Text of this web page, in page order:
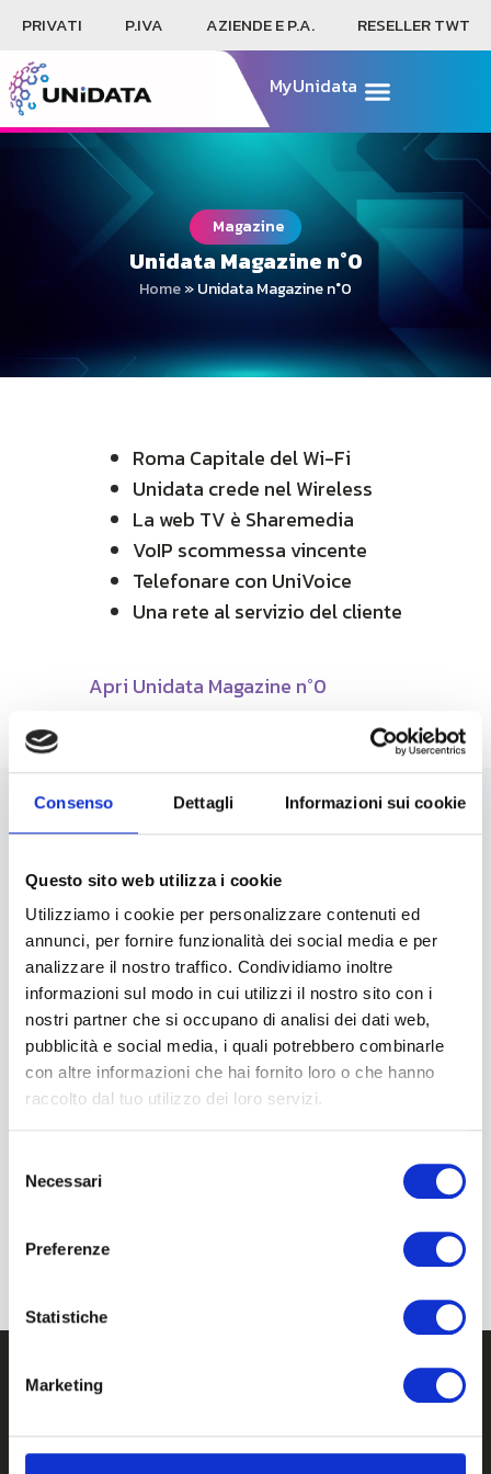
Consenso Dettagli Informazioni sui cookie
Questo sito web utilizza i cookie
Utilizziamo i cookie per personalizzare contenuti ed
annunci, per fornire funzionalità dei social media e per
analizzare il nostro traffico. Condividiamo inoltre
informazioni sul modo in cui utilizzi il nostro sito con i
nostri partner che si occupano di analisi dei dati web,
pubblicità e social media, i quali potrebbero combinarle
con altre informazioni che hai fornito loro o che hanno
raccolto dal tuo utilizzo dei loro servizi.
delNecessari
Preferenze
Statistiche
Marketing
PRIVATI P.IVA AZIENDE E P.A. RESELLER TWT
MyUnidata
Magazine
Unidata Magazine n°0
Home»Unidata Magazine n°0
Roma Capitale del Wi-Fi
Unidata crede nel Wireless
La web TV è Sharemedia
VoIP scommessa vincente
Telefonare con UniVoice
Una rete al servizio del cliente
Apri Unidata Magazine n°0
Unidata Porta La Fibra Ultraveloce Nelle
Aree Del Sisma 2016: Firmato Il Contratto
Unidata S.p.A. Società Benefit